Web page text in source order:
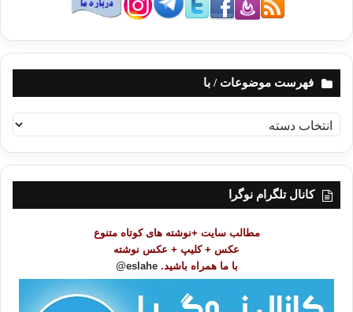
فهرست موضوعات / با
ه
ر
کانال تلگرام نوگرا
مطالب سایت +نوشته های کوتاه متنوع
عکس + کلیپ + عکس نوشته
با ما همراه باشید. eslahe@